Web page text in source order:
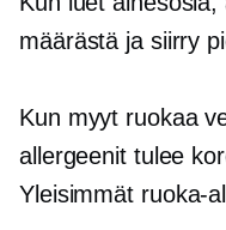
määrästä ja siirry
Kun myyt ruokaa
allergeenit tulee
Yleisimmät ruoka-